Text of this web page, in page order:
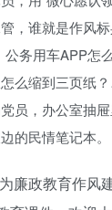
，谁就是作风
公务用车APP怎
么缩到三页纸
员，办公室抽
的民情笔记本。
廉政教育作风